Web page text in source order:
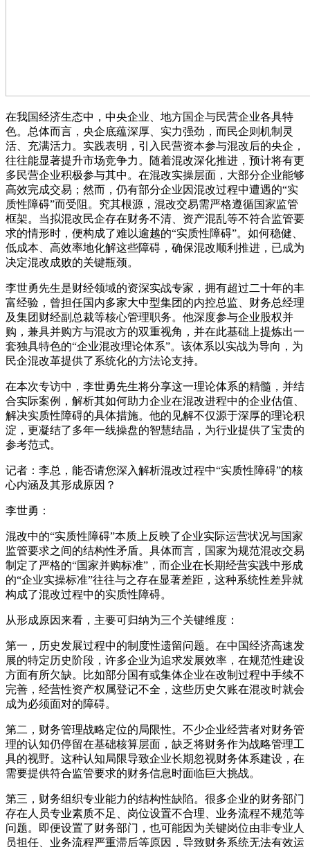
在我国经济生态中，中央企业、地方国企与民营企业各具特
色。总体而言，央企底蕴深厚、实力强劲，而民企则机制灵
活、充满活力。实践表明，引入民营资本参与混改后的央企，
往往能显著提升市场竞争力。随着混改深化推进，预计将有更
多民营企业积极参与其中。在混改实操层面，大部分企业能够
高效完成交易；然而，仍有部分企业因混改过程中遭遇的“实
质性障碍”而受阻。究其根源，混改交易需严格遵循国家监管
框架。当拟混改民企存在财务不清、资产混乱等不符合监管要
求的情形时，便构成了难以逾越的“实质性障碍”。如何稳健、
低成本、高效率地化解这些障碍，确保混改顺利推进，已成为
决定混改成败的关键瓶颈。
李世勇先生是财经领域的资深实战专家，拥有超过二十年的丰
富经验，曾担任国内多家大中型集团的内控总监、财务总经理
及集团财经副总裁等核心管理职务。他深度参与企业股权并
购，兼具并购方与混改方的双重视角，并在此基础上提炼出一
套独具特色的“企业混改理论体系”。该体系以实战为导向，为
民企混改革提供了系统化的方法论支持。
在本次专访中，李世勇先生将分享这一理论体系的精髓，并结
合实际案例，解析其如何助力企业在混改进程中的企业估值、
解决实质性障碍的具体措施。他的见解不仅源于深厚的理论积
淀，更凝结了多年一线操盘的智慧结晶，为行业提供了宝贵的
参考范式。
记者：李总，能否请您深入解析混改过程中“实质性障碍”的核
心内涵及其形成原因？
李世勇：
混改中的“实质性障碍”本质上反映了企业实际运营状况与国家
监管要求之间的结构性矛盾。具体而言，国家为规范混改交易
制定了严格的“国家并购标准”，而企业在长期经营实践中形成
的“企业实操标准”往往与之存在显著差距，这种系统性差异就
构成了混改过程中的实质性障碍。
从形成原因来看，主要可归纳为三个关键维度：
第一，历史发展过程中的制度性遗留问题。在中国经济高速发
展的特定历史阶段，许多企业为追求发展效率，在规范性建设
方面有所欠缺。比如部分国有或集体企业在改制过程中手续不
完善，经营性资产权属登记不全，这些历史欠账在混改时就会
成为必须面对的障碍。
第二，财务管理战略定位的局限性。不少企业经营者对财务管
理的认知仍停留在基础核算层面，缺乏将财务作为战略管理工
具的视野。这种认知局限导致企业长期忽视财务体系建设，在
需要提供符合监管要求的财务信息时面临巨大挑战。
第三，财务组织专业能力的结构性缺陷。很多企业的财务部门
存在人员专业素质不足、岗位设置不合理、业务流程不规范等
问题。即便设置了财务部门，也可能因为关键岗位由非专业人
员担任、业务流程严重滞后等原因，导致财务系统无法有效运